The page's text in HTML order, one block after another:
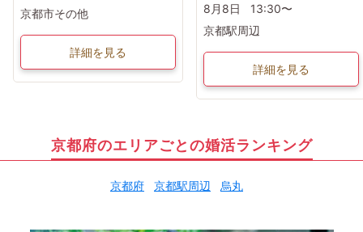
京都市その他
詳細を見る
8月8日
13:30〜
京都駅周辺
詳細を見る
京都府のエリアごとの婚活ランキング
京都府 京都駅周辺 烏丸